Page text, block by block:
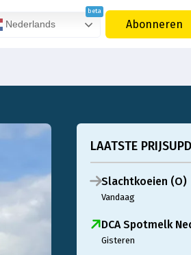
Nederlands Abonneren
LAATSTE
Slachtkoeien (O)
Vandaag
DCA Spotmelk
Gisteren